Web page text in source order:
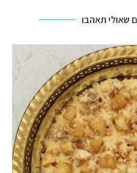
שאולי תאהבו